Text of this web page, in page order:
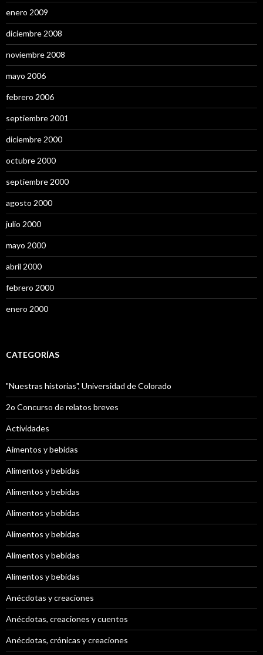
enero 2009
diciembre 2008
noviembre 2008
mayo 2006
febrero 2006
septiembre 2001
diciembre 2000
octubre 2000
septiembre 2000
agosto 2000
julio 2000
mayo 2000
abril 2000
febrero 2000
enero 2000
CATEGORÍAS
"Nuestras historias", Universidad de Colorado
2o Concurso de relatos breves
Actividades
Aimentos y bebidas
Alimentos y bebidas
Alimentos y bebidas
Alimentos y bebidas
Alimentos y bebidas
Alimentos y bebidas
Alimentos y bebidas
Anécdotas y creaciones
Anécdotas, creaciones y cuentos
Anécdotas, crónicas y creaciones